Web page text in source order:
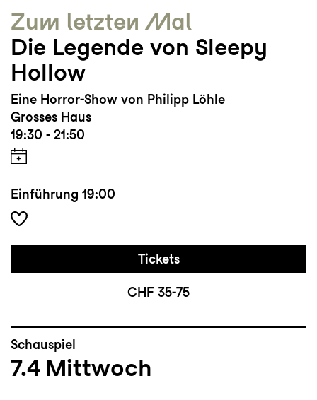
Zum letzten Mal
Die Legende von Sleepy
Hollow
Eine Horror-Show von Philipp Löhle
Grosses Haus
19:30 - 21:50
Einführung 19:00
Tickets
CHF 35-75
Schauspiel
7.4 Mittwoch